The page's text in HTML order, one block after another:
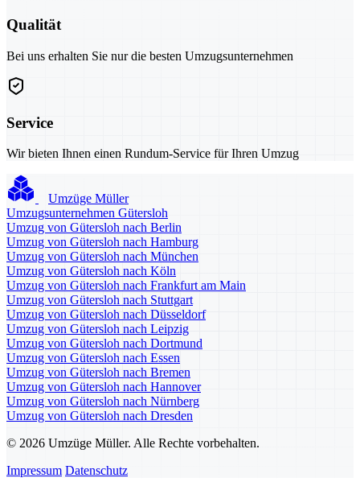
Qualität
Bei uns erhalten Sie nur die besten Umzugsunternehmen
Service
Wir bieten Ihnen einen Rundum-Service für Ihren Umzug
Umzüge Müller
Umzugsunternehmen Gütersloh
Umzug von Gütersloh nach Berlin
Umzug von Gütersloh nach Hamburg
Umzug von Gütersloh nach München
Umzug von Gütersloh nach Köln
Umzug von Gütersloh nach Frankfurt am Main
Umzug von Gütersloh nach Stuttgart
Umzug von Gütersloh nach Düsseldorf
Umzug von Gütersloh nach Leipzig
Umzug von Gütersloh nach Dortmund
Umzug von Gütersloh nach Essen
Umzug von Gütersloh nach Bremen
Umzug von Gütersloh nach Hannover
Umzug von Gütersloh nach Nürnberg
Umzug von Gütersloh nach Dresden
© 2026 Umzüge Müller. Alle Rechte vorbehalten.
Impressum Datenschutz